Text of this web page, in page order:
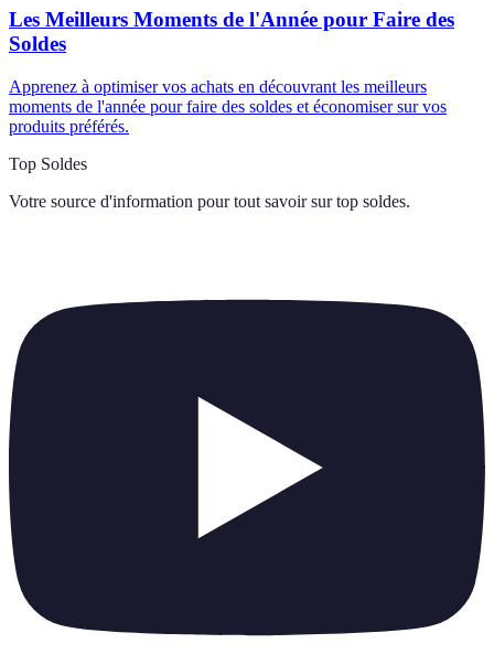
Les Meilleurs Moments de l'Année pour Faire des
Soldes
Apprenez à optimiser vos achats en découvrant les meilleurs
moments de l'année pour faire des soldes et économiser sur vos
produits préférés.
Top Soldes
Votre source d'information pour tout savoir sur top soldes.